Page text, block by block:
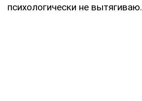
психологически не вытягиваю.